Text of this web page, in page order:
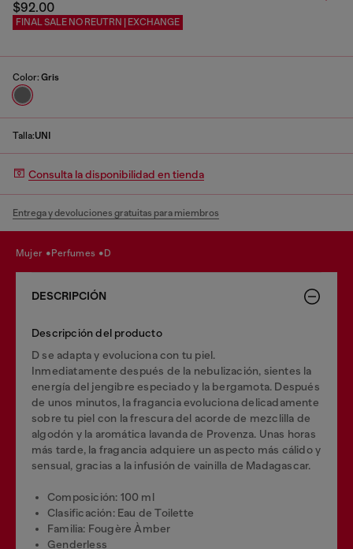
$92.00
FINAL SALE NO REUTRN | EXCHANGE
Color: Gris
Talla:UNI
Consulta la disponibilidad en tienda
Entrega y devoluciones gratuitas para miembros
mujer perfumes d
DESCRIPCIÓN
Descripción del producto
D se adapta y evoluciona con tu piel.
Inmediatamente después de la nebulización, sientes la
energía del jengibre especiado y la bergamota. Después
de unos minutos, la fragancia evoluciona delicadamente
sobre tu piel con la frescura del acorde de mezclilla de
algodón y la aromática lavanda de Provenza. Unas horas
más tarde, la fragancia adquiere un aspecto más cálido y
sensual, gracias a la infusión de vainilla de Madagascar.
Composición: 100 ml
Clasificación: Eau de Toilette
Familia: Fougère Àmber
Genderless